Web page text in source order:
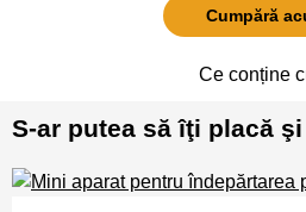
Cumpără
Ce conține
S-ar putea să îţi placă